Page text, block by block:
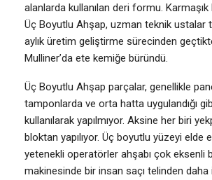
alanlarda kullanılan deri formu.
Üç Boyutlu Ahşap, uzman teknik ustalar
aylık üretim geliştirme sürecinden
Mulliner’da ete kemiğe büründü.
Üç Boyutlu Ahşap parçalar, genellikle
tamponlarda ve orta hatta uygulandığı
kullanılarak yapılmıyor. Aksine her biri
bloktan yapılıyor. Üç boyutlu yüzeyi elde
yetenekli operatörler ahşabı çok eksenli
makinesinde bir insan saçı telinden daha